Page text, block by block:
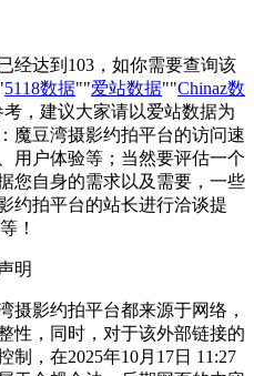
经达到103，如你需要查询该
5118数据""爱站数据""Chinaz数
，建议大家请以爱站数据为
魔豆湾摄影约拍平台的访问速
用户体验等；当然要评估一个
您自身的需求以及需要，一些
约拍平台的站长进行洽谈提
！
明
摄影约拍平台都来源于网络，
性，同时，对于该外部链接的
，在2025年10月17日 11:27